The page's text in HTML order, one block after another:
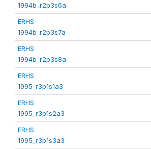
1994b_r2p3s6a
ERHS
1994b_r2p3s7a
ERHS
1994b_r2p3s8a
ERHS
1995_r3p1s1a3
ERHS
1995_r3p1s2a3
ERHS
1995_r3p1s3a3